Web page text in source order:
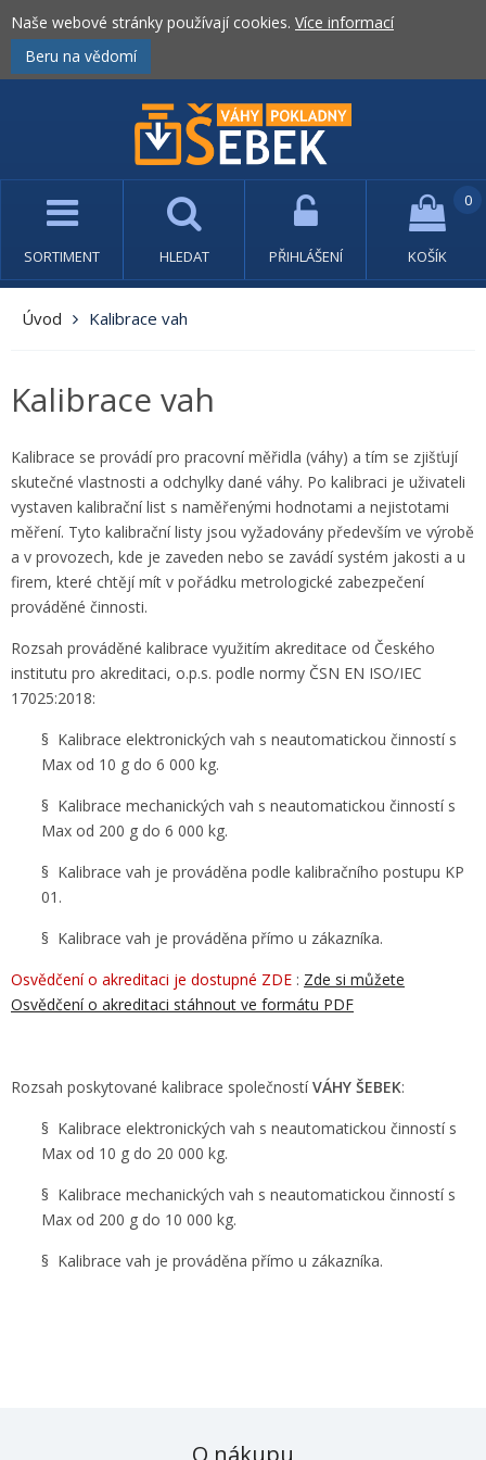
Naše webové stránky používají cookies. Více informací
Beru na vědomí
SORTIMENT HLEDAT PŘIHLÁŠENÍ KOŠÍK
0
Úvod Kalibrace vah
Kalibrace vah
Kalibrace se provádí pro pracovní měřidla (váhy) a tím se zjišťují
skutečné vlastnosti a odchylky dané váhy. Po kalibraci je uživateli
vystaven kalibrační list s naměřenými hodnotami a nejistotami
měření. Tyto kalibrační listy jsou vyžadovány především ve výrobě
a v provozech, kde je zaveden nebo se zavádí systém jakosti a u
firem, které chtějí mít v pořádku metrologické zabezpečení
prováděné činnosti.
Rozsah prováděné kalibrace využitím akreditace od Českého
institutu pro akreditaci, o.p.s. podle normy ČSN EN ISO/IEC
17025:2018:
§ Kalibrace elektronických vah s neautomatickou činností s
Max od 10 g do 6 000 kg.
§ Kalibrace mechanických vah s neautomatickou činností s
Max od 200 g do 6 000 kg.
§ Kalibrace vah je prováděna podle kalibračního postupu KP
01.
§ Kalibrace vah je prováděna přímo u zákazníka.
Osvědčení o akreditaci je dostupné ZDE : Zde si můžete
Osvědčení o akreditaci stáhnout ve formátu PDF
Rozsah poskytované kalibrace společnostíVÁHY ŠEBEK:
§ Kalibrace elektronických vah s neautomatickou činností s
Max od 10 g do 20 000 kg.
§ Kalibrace mechanických vah s neautomatickou činností s
Max od 200 g do 10 000 kg.
§ Kalibrace vah je prováděna přímo u zákazníka.
O nákupu